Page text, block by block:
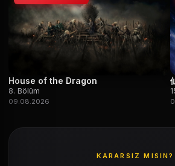
House of the Dragon
8. Bölüm
09.08.2026
KARARSIZ MISIN?